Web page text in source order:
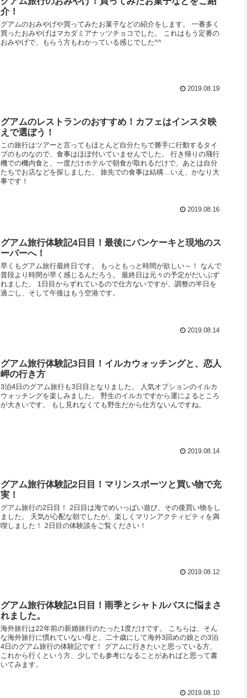
介！
グアムのおみやげや買ってみたお菓子などの紹介をします。 一番多く
買ったおみやげはマカダミアナッツチョコでした。 これはもう定番の
おみやげで、もらう方もわかっている感じでした^^
2019.08.19
グアムのレストランのおすすめ！カフェはインスタ映
えで選ぼう！
この旅行はツアーと言ってもほとんど自分たちで勝手に行動するタイ
プのものなので、食事はほぼ付いていませんでした。 行き帰りの飛行
機での機内食と、一度だけホテルで朝食が取れるだけで、あとは自分
たちでお店などを探しました。 旅先での食事は結構…いえ、かなり大
事です！
2019.08.16
グアム旅行体験記4日目！最後にパンケーキと現地のス
ーパーへ！
早くもグアム旅行最終日です。 もっともっと時間が欲しい～！ なんで
普段より時間が早く感じるんだろう。 最終日は元々の予定がだいぶず
れました。 1日目からずれているので仕方ないですが、調整の半日を
過ごし、そして午後はもう空港です。
2019.08.14
グアム旅行体験記3日目！イルカウォッチングと、恋人
岬の行き方
3泊4日のグアム旅行も3日目となりました。 人気オプションのイルカ
ウォッチングを楽しみました。 野生のイルカですから運によるところ
が大きいです。 もし見れなくても野生だから仕方ないんですね。
2019.08.14
グアム旅行体験記2日目！マリンスポーツと買い物で充
実！
グアム旅行の2日目！ 2日目は海でめいっぱい遊び、その後買い物をし
ました。 天気が心配な朝でしたが、楽しくマリンアクティビティを満
喫しました！ 2日目の体験談をご覧ください！
2019.08.12
グアム旅行体験記1日目！雨季とシャトルバスに悩まさ
れました。
海外旅行は22年前の新婚旅行のたった1度だけです。 こちらは、そん
な海外旅行に慣れていない母と、二十歳にして海外3回めの娘との3泊
4日のグアム旅行の体験記です！ グアムに行きたいと思っている方、
これから行くという方、少しでも参考になることがあればと思って書
いてみます。
2019.08.10